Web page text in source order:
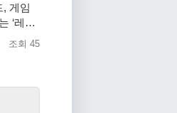
, 게임
‘레전
조회 45